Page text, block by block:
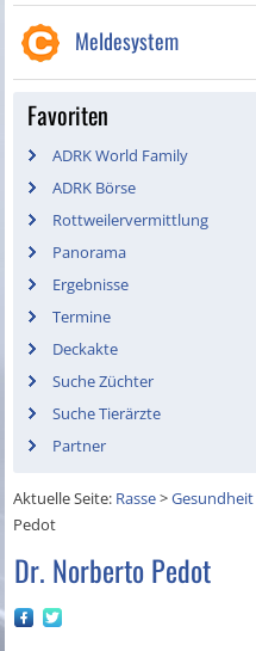
Meldesystem
Favoriten
ADRK World Family
ADRK Börse
Rottweilervermittlung
Panorama
Ergebnisse
Termine
Deckakte
Suche Züchter
Suche Tierärzte
Partner
Aktuelle Seite: Rasse>Gesundheit
Pedot
Dr. Norberto Pedot